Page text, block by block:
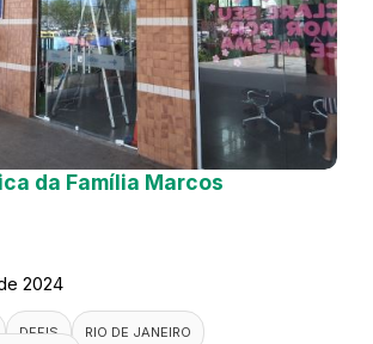
da Família Marcos
2024
DEFIS
RIO DE JANEIRO